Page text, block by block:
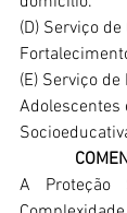
(D) Serviço
(E) Serviço
Adolescentes
A Proteção